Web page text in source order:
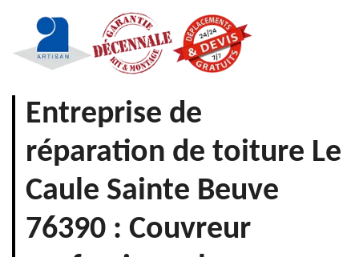
Entreprise de
réparation de toiture Le
Caule Sainte Beuve
76390 : Couvreur